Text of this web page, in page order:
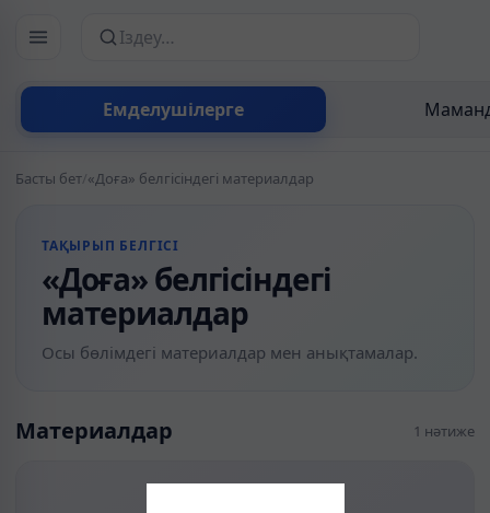
Емделушілерге
Сайттан іздеу
Басты бет/«Доға» белгісіндегі материалдар
ТАҚЫРЫП БЕЛГІСІ
«Доға» белгісіндегі
материалдар
Осы бөлімдегі материалдар мен анықтамалар.
Материалдар 1 нәтиже